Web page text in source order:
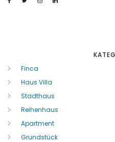
Finca
Haus Villa
Stadthaus
Reihenhaus
Apartment
Grundstück